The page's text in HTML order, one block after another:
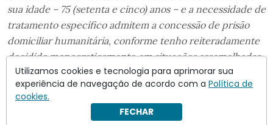
sua idade – 75 (setenta e cinco) anos – e a necessidade de
tratamento específico admitem a concessão de prisão
domiciliar humanitária, conforme tenho reiteradamente
decidido monocraticamente em situações assemelhadas
em execuções de penais privativas de liberdade”.
Utilizamos cookies e tecnologia para aprimorar sua
experiência de navegação de acordo com a Política de
cookies.
FECHAR